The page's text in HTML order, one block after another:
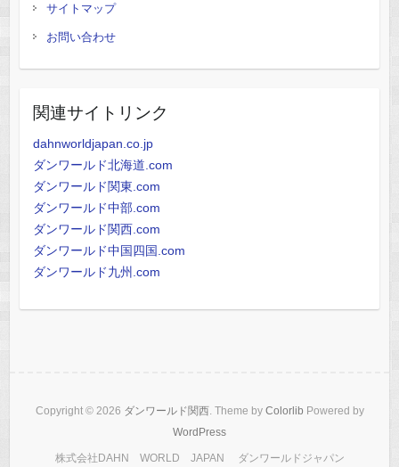
サイトマップ
お問い合わせ
関連サイトリンク
dahnworldjapan.co.jp
ダンワールド北海道.com
ダンワールド関東.com
ダンワールド中部.com
ダンワールド関西.com
ダンワールド中国四国.com
ダンワールド九州.com
Copyright © 2026 ダンワールド関西. Theme by Colorlib Powered by
WordPress
株式会社DAHN WORLD JAPAN ダンワールドジャパン